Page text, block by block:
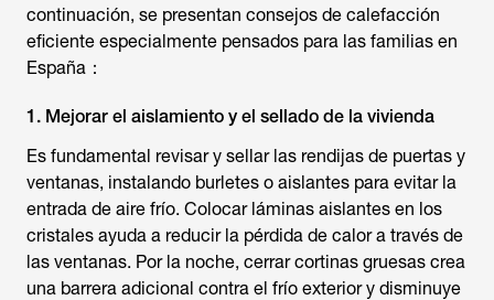
continuación, se presentan consejos de calefacción
eficiente especialmente pensados para las familias en
España：
1. Mejorar el aislamiento y el sellado de la vivienda
Es fundamental revisar y sellar las rendijas de puertas y
ventanas, instalando burletes o aislantes para evitar la
entrada de aire frío. Colocar láminas aislantes en los
cristales ayuda a reducir la pérdida de calor a través de
las ventanas. Por la noche, cerrar cortinas gruesas crea
una barrera adicional contra el frío exterior y disminuye